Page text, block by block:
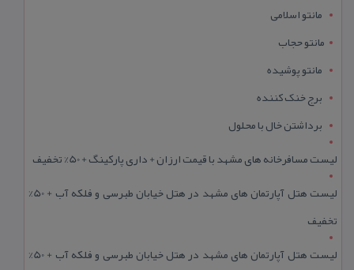
مانتو اسلامی
مانتو حجاب
مانتو پوشیده
برج خنک کننده
برداشتن خال با محلول
لیست مسافرخانه های مشهد با قیمت ارزان + داری پارکینگ + 50% تخفیف
لیست هتل آپارتمان های مشهد در هتل خیابان طبرسی و فلکه آب + 50%
تخفیف
لیست هتل آپارتمان های مشهد در هتل خیابان طبرسی و فلکه آب + 50%